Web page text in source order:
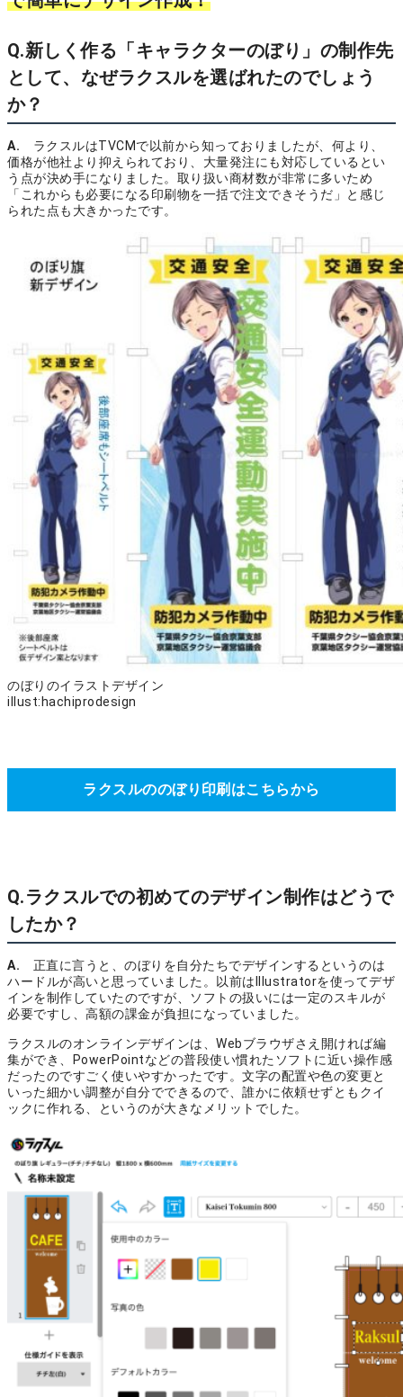
Q.新しく作る「キャラクターのぼり」の制作先
として、なぜラクスルを選ばれたのでしょう
か？
A. ラクスルはTVCMで以前から知っておりましたが、何より、
価格が他社より抑えられており、大量発注にも対応している とい
う点が決め手になりました。取り扱い商材数が非常に多いため
「これからも必要になる印刷物を一括で注文できそうだ」と感じ
られた点も大きかったです。
のぼりのイラストデザイン
illust:hachiprodesign
ラクスルののぼり印刷はこちらから
Q.ラクスルでの初めてのデザイン制作はどうで
したか？
A. 正直に言うと、のぼりを自分たちでデザインするというのは
ハードルが高いと思っていました。以前はIllustratorを使ってデザ
インを制作していたのですが、ソフトの扱いには一定のスキルが
必要ですし、高額の課金が負担になっていました。
ラクスルのオンラインデザインは、 Webブラウザさえ開ければ編
集ができ、PowerPointなどの普段使い慣れたソフトに近い操作感
だったのですごく使いやすかったです。文字の配置や色の変更と
いった細かい調整が自分でできるので、誰かに依頼せずともクイ
ックに作れる、というのが大きなメリットでした。